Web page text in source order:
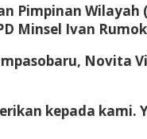
Pimpinan Wilayah
Minsel Ivan
kepada